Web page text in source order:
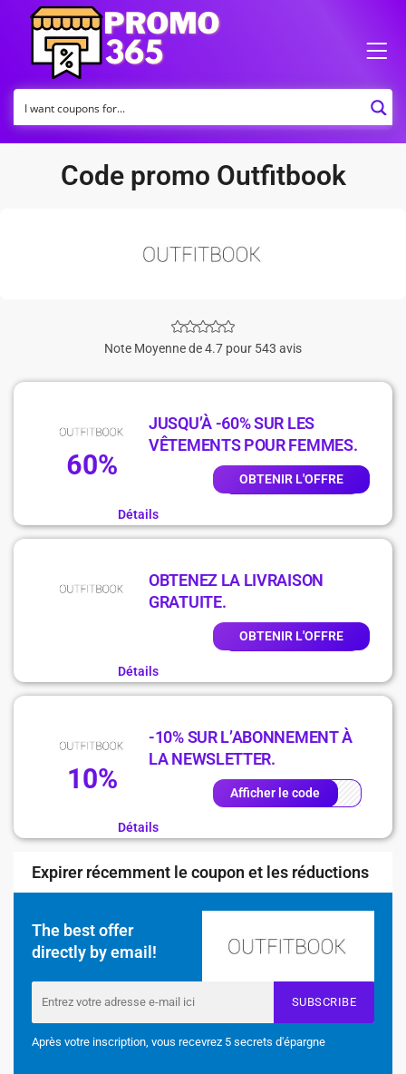
Code promo Outfitbook
Note Moyenne de 4.7 pour 543 avis
60%
JUSQU’À -60% SUR LES
VÊTEMENTS POUR FEMMES.
OBTENIR L'OFFRE
Détails
OBTENEZ LA LIVRAISON
GRATUITE.
OBTENIR L'OFFRE
Détails
10%
-10% SUR L’ABONNEMENT À
LA NEWSLETTER.
Afficher le code
Détails
Expirer récemment le coupon et les réductions
The best offer
directly by email!
SUBSCRIBE
Après votre inscription, vous recevrez 5 secrets d'épargne